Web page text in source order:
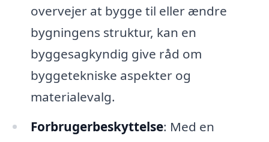
overvejer at bygge til eller ændre
bygningens struktur, kan en
byggesagkyndig give råd om
byggetekniske aspekter og
materialevalg.
Forbrugerbeskyttelse: Med en